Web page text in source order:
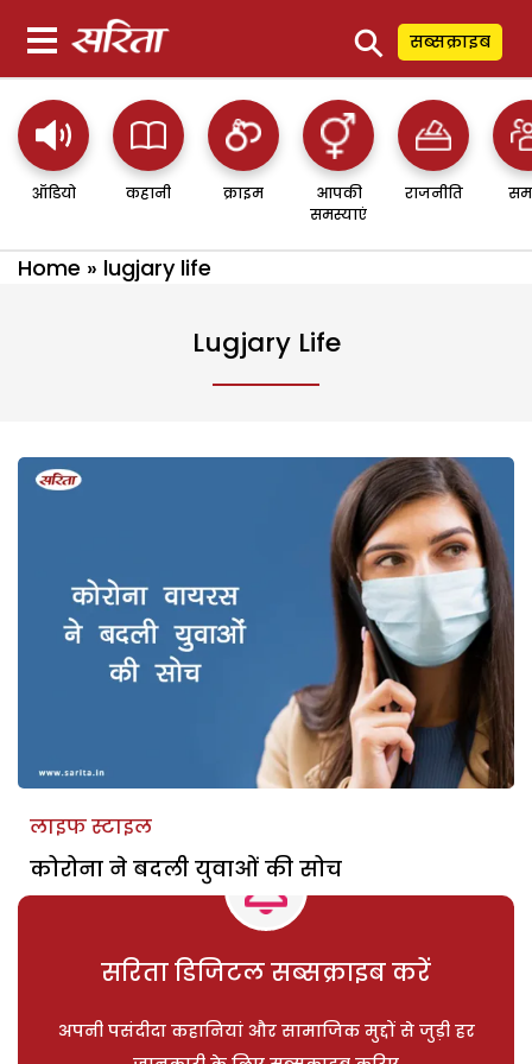
⚲ सब्सक्राइब
ऑडियो कहानी क्राइम
आपकी
समस्याएं
राजनीति
Home » lugjary life
Lugjary Life
लाइफ स्टाइल
कोरोना ने बदली युवाओं की सोच
सरिता डिजिटल सब्सक्राइब करें
अपनी पसंदीदा कहानियां और सामाजिक मुद्दों से जुड़ी हर